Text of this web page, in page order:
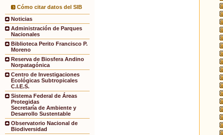
Cómo citar datos del SIB
Noticias
Administración de Parques
Nacionales
Biblioteca Perito Francisco P.
Moreno
Reserva de Biosfera Andino
Norpatagónica
Centro de Investigaciones
Ecológicas Subtropicales
C.I.E.S.
Sistema Federal de Áreas
Protegidas
Secretaría de Ambiente y
Desarrollo Sustentable
Observatorio Nacional de
Biodiversidad